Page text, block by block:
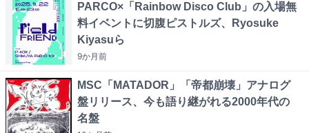
PARCO×「Rainbow Disco Club」の入場無
料イベントに切腹ピストルズ、Ryosuke
Kiyasuら
9か月前
MSC「MATADOR」「帝都崩壊」アナログ
盤リリース、今も語り継がれる2000年代の
名盤